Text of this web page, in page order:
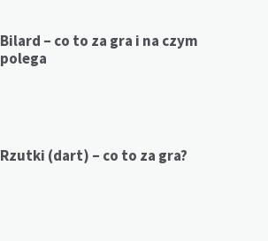
Bilard – co to za gra i na czym
polega
Rzutki (dart) – co to za gra?